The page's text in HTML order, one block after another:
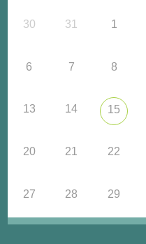
30 31 1
6 7 8
13 14 15
20 21 22
27 28 29